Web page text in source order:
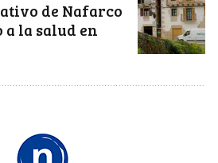
de Nafarco
a la salud en